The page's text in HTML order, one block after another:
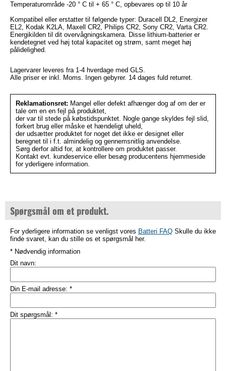
Temperaturområde -20 ° C til + 65 ° C, opbevares op til 10 år
Kompatibel eller erstatter til følgende typer: Duracell DL2, Energizer
EL2, Kodak K2LA, Maxell CR2, Philips CR2, Sony CR2, Varta CR2.
Energikilden til dit overvågningskamera. Disse lithium-batterier er
kendetegnet ved høj total kapacitet og strøm, samt meget høj
pålidelighed.
Lagervarer leveres fra 1-4 hverdage med GLS.
Alle priser er inkl. Moms. Ingen gebyrer. 14 dages fuld returret.
Reklamationsret: Mangel eller defekt afhænger dog af om der er
tale om en en fejl på produktet,
der var til stede på købstidspunktet. Nogle gange skyldes fejl slid,
forkert brug eller måske et hændeligt uheld,
der udsætter produktet for noget det ikke er designet eller
beregnet til i f.t. almindelig og gennemsnitlig anvendelse.
Sørg derfor altid for, at kontrollere om produktet passer.
Kontakt evt. kundeservice eller besøg producentens hjemmeside
for yderligere information.
Spørgsmål om et produkt.
For yderligere information se venligst vores Batteri FAQ Skulle du ikke
finde svaret, kan du stille os et spørgsmål her.
* Nødvendig information
Dit navn:
Din E-mail adresse: *
Dit spørgsmål: *